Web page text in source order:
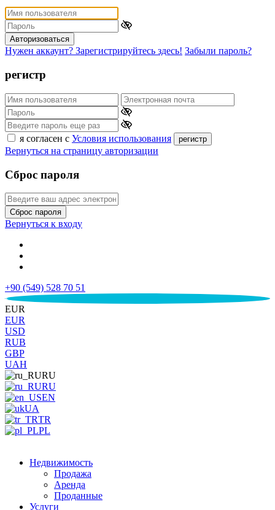
Авторизоваться
Нужен аккаунт? Зарегистрируйтесь здесь! Забыли пароль?
регистр
я согласен с Условия использования регистр
Вернуться на страницу авторизации
Сброс пароля
Сброс пароля
Вернуться к входу
+90 (549) 528 70 51
€
EUR
EUR
USD
RUB
GBP
UAH
RU
RU
EN
UA
TR
PL
Недвижимость
Продажа
Аренда
Проданные
Услуги